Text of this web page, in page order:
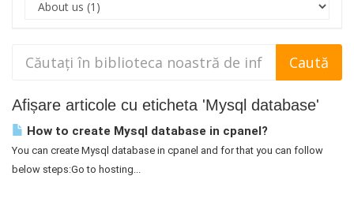
Afișare articole cu eticheta 'Mysql database'
How to create Mysql database in cpanel?
You can create Mysql database in cpanel and for that you can follow
below steps:Go to hosting...